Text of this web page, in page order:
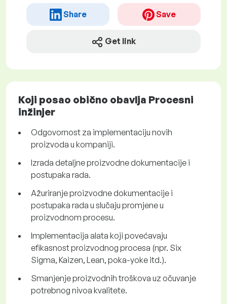
Share Save
Get link
Koji posao obično obavlja Procesni
inžinjer
Odgovornost za implementaciju novih
proizvoda u kompaniji.
Izrada detaljne proizvodne dokumentacije i
postupaka rada.
Ažuriranje proizvodne dokumentacije i
postupaka rada u slučaju promjene u
proizvodnom procesu.
Implementacija alata koji povećavaju
efikasnost proizvodnog procesa (npr. Six
Sigma, Kaizen, Lean, poka-yoke itd.).
Smanjenje proizvodnih troškova uz očuvanje
potrebnog nivoa kvalitete.